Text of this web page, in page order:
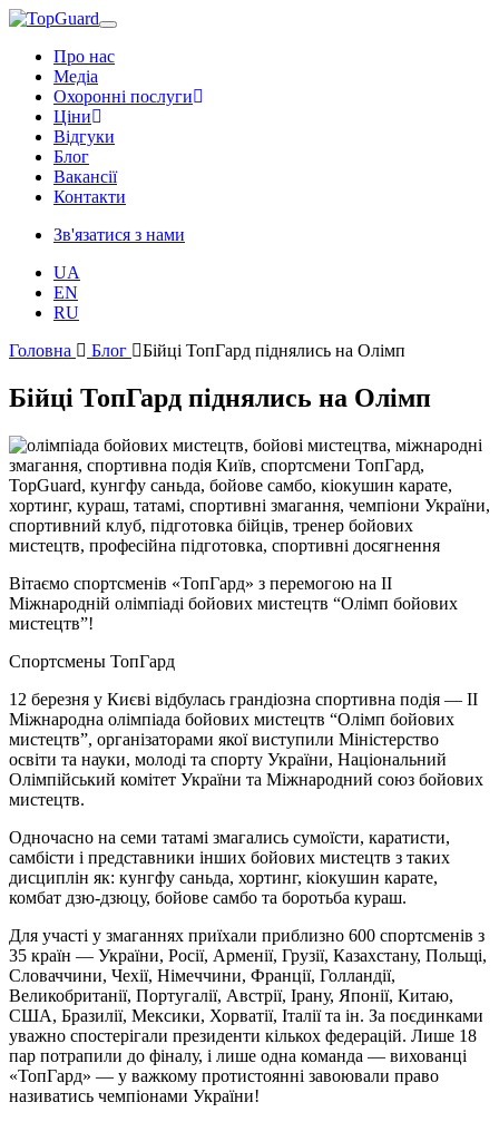
Про нас
Медіа
Охоронні послуги
Ціни
Відгуки
Блог
Ваканcії
Контакти
Зв'язатися з нами
UA
EN
RU
Головна
Блог Бійці ТопГард піднялись на Олімп
Бійці ТопГард піднялись на Олімп
Вітаємо спортсменів «ТопГард» з перемогою на II
Міжнародній олімпіаді бойових мистецтв “Олімп бойових
мистецтв”!
Cпортсмены ТопГард
12 березня у Києві відбулась грандіозна спортивна подія — II
Міжнародна олімпіада бойових мистецтв “Олімп бойових
мистецтв”, організаторами якої виступили Міністерство
освіти та науки, молоді та спорту України, Національний
Олімпійський комітет України та Міжнародний союз бойових
мистецтв.
Одночасно на семи татамі змагались сумоїсти, каратисти,
самбісти і представники інших бойових мистецтв з таких
дисциплін як: кунгфу саньда, хортинг, кіокушин карате,
комбат дзю-дзюцу, бойове самбо та боротьба кураш.
Для участі у змаганнях приїхали приблизно 600 спортсменів з
35 країн — України, Росії, Арменії, Грузії, Казахстану, Польщі,
Словаччини, Чехії, Німеччини, Франції, Голландії,
Великобританії, Португалії, Австрії, Ірану, Японії, Китаю,
США, Бразилії, Мексики, Хорватії, Італії та ін. За поєдинками
уважно спостерігали президенти кількох федерацій. Лише 18
пар потрапили до фіналу, і лише одна команда — вихованці
«ТопГард» — у важкому протистоянні завоювали право
називатись чемпіонами України!